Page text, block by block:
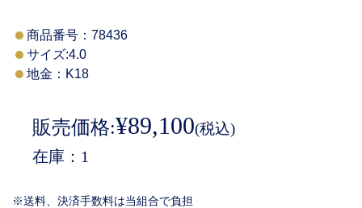
商品番号：78436
サイズ:4.0
地金：K18
販売価格:¥89,100(税込)
在庫 1
※送料、決済手数料は当組合で負担